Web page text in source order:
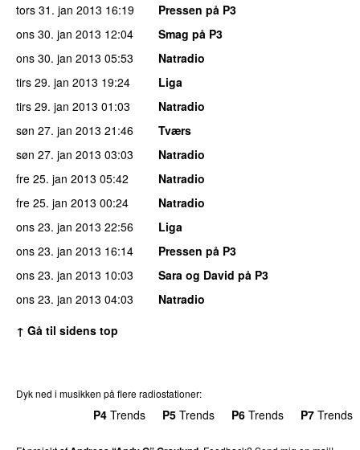
tors 31. jan 2013 16:19
Pressen på P3
ons 30. jan 2013 12:04
Smag på P3
ons 30. jan 2013 05:53
Natradio
tirs 29. jan 2013 19:24
Liga
tirs 29. jan 2013 01:03
Natradio
søn 27. jan 2013 21:46
Tværs
søn 27. jan 2013 03:03
Natradio
fre 25. jan 2013 05:42
Natradio
fre 25. jan 2013 00:24
Natradio
ons 23. jan 2013 22:56
Liga
ons 23. jan 2013 16:14
Pressen på P3
ons 23. jan 2013 10:03
Sara og David på P3
ons 23. jan 2013 04:03
Natradio
↑ Gå til sidens top
Dyk ned i musikken på flere radiostationer:
P4 Trends P5 Trends P6 Trends P7 Trends